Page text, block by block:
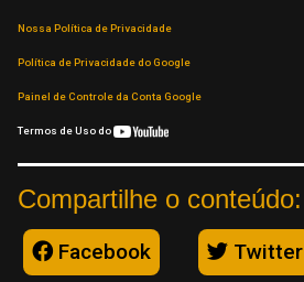
Nossa Política de Privacidade
Política de Privacidade do Google
Painel de Controle da Conta Google
Termos de Uso do
Compartilhe o conteúdo:
Facebook Twitter